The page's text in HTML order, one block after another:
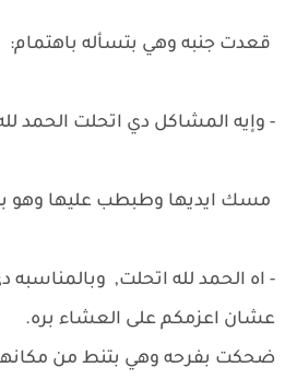
قعدت جنبه وهي بتسأله باهتمام:
- وإيه المشاكل دي اتحلت الحمد
مسك ايديها وطبطب عليها وهو
- اه الحمد لله اتحلت, وبالمناسبه
عشان اعزمكم على العشاء بره.
ضحكت بفرحه وهي بتنط من